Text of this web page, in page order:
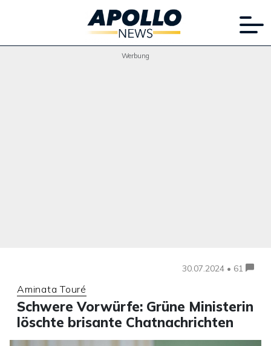
Werbung
30.07.2024 • 61
Aminata Touré
Schwere Vorwürfe: Grüne Ministerin
löschte brisante Chatnachrichten